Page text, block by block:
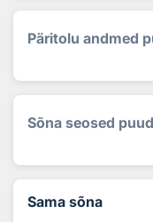
Päritolu andmed
Sõna seosed
Sama sõna